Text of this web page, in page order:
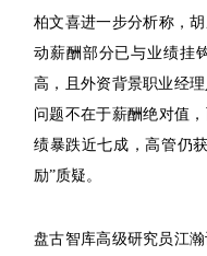
柏文喜进一步分析称，
动薪酬部分已与业绩挂
高，且外资背景职业经
问题不在于薪酬绝对值
绩暴跌近七成，高管仍
励”质疑。
盘古智库高级研究员江